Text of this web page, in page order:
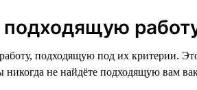
подходящую
подходящую под их критерии.
не найдёте подходящую вам